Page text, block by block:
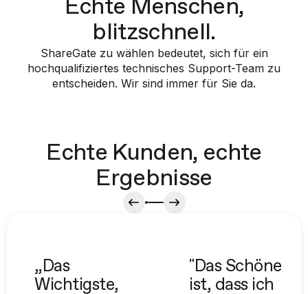
Echte Menschen,
blitzschnell.
ShareGate zu wählen bedeutet, sich für ein
hochqualifiziertes technisches Support-Team zu
entscheiden. Wir sind immer für Sie da.
Echte Kunden, echte
Ergebnisse
„Das
Wichtigste,
"Das Schöne
ist, dass ich